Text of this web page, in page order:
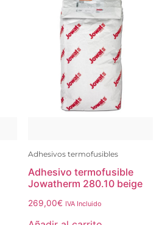
Adhesivos termofusibles
Adhesivo termofusible
Jowatherm 280.10 beige
269,00€ IVA Incluido